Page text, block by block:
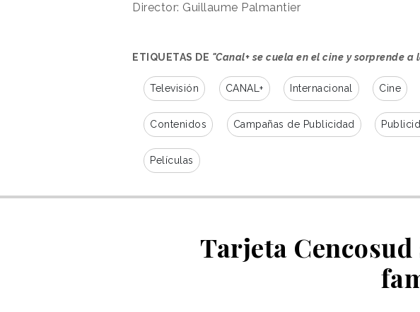
Director: Guillaume Palmantier
ETIQUETAS DE "Canal+ se cuela en el cine y sorprende
Televisión CANAL+ Internacional Cine
Contenidos Campañas de Publicidad
Películas
Tarjeta Cencosud